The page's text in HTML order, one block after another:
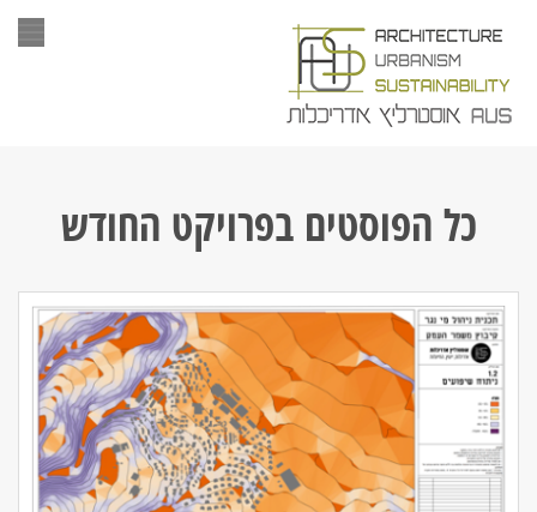
כל הפוסטים בפרויקט החודש